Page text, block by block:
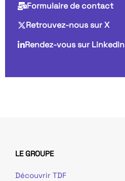
Formulaire de contact
Retrouvez-nous sur X
Rendez-vous sur Linkedin
LE GROUPE
Découvrir TDF